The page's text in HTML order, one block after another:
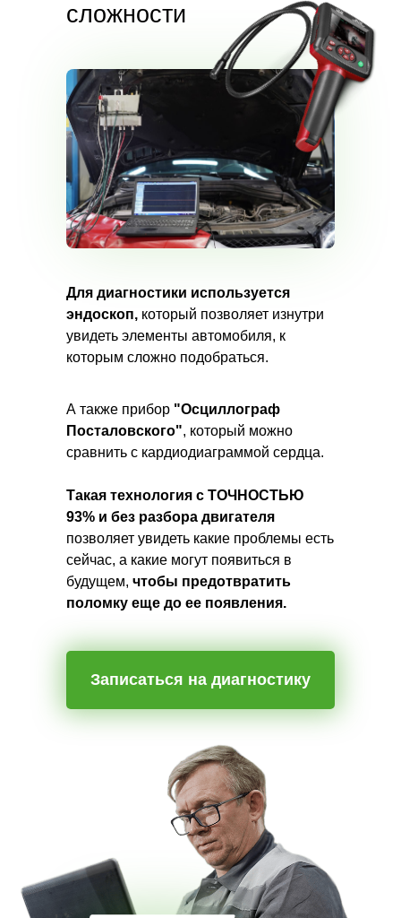
сложности
Для диагностики используется
эндоскоп, который позволяет изнутри
увидеть элементы автомобиля, к
которым сложно подобраться.
А также прибор "Осциллограф
Посталовского", который можно
сравнить с кардиодиаграммой сердца.
Такая технология с ТОЧНОСТЬЮ
93% и без разбора двигателя
позволяет увидеть какие проблемы есть
сейчас, а какие могут появиться в
будущем, чтобы предотвратить
поломку еще до ее появления.
Записаться на диагностику